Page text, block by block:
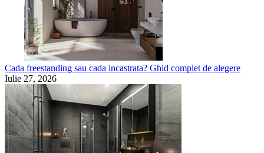
Cada freestanding sau cada incastrata? Ghid complet de alegere
Iulie 27, 2026